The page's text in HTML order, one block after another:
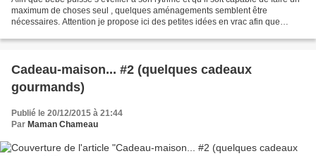
maximum de choses seul , quelques aménagements semblent être
nécessaires. Attention je propose ici des petites idées en vrac afin que
Cadeau-maison... #2 (quelques cadeaux
gourmands)
Publié le 20/12/2015 à 21:44
Par Maman Chameau